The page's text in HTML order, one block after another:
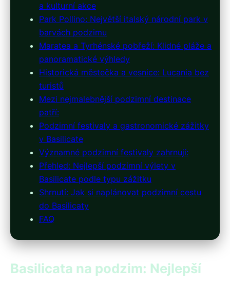
a kulturní akce
Park Pollino: Největší italský národní park v
barvách podzimu
Maratea a Tyrhénské pobřeží: Klidné pláže a
panoramatické výhledy
Historická městečka a vesnice: Lucania bez
turistů
Mezi nejmalebnější podzimní destinace
patří:
Podzimní festivaly a gastronomické zážitky
v Basilicate
Významné podzimní festivaly zahrnují:
Přehled: Nejlepší podzimní výlety v
Basilicate podle typu zážitku
Shrnutí: Jak si naplánovat podzimní cestu
do Basilicaty
FAQ
Basilicata na podzim: Nejlepší